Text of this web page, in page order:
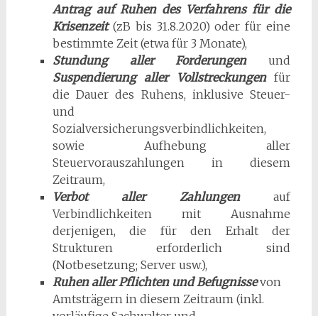
Antrag auf Ruhen des Verfahrens für die
Krisenzeit (zB bis 31.8.2020) oder für eine
bestimmte Zeit (etwa für 3 Monate),
Stundung aller Forderungenund
Suspendierungaller Vollstreckungenfür
die Dauer des Ruhens, inklusive Steuer-
und
Sozialversicherungsverbindlichkeiten,
sowie Aufhebung aller
Steuervorauszahlungen in diesem
Zeitraum,
Verbot aller Zahlungenauf
Verbindlichkeiten mit Ausnahme
derjenigen, die für den Erhalt der
Strukturen erforderlich sind
(Notbesetzung; Server usw.),
Ruhen aller Pflichten und Befugnissevon
Amtsträgern in diesem Zeitraum (inkl.